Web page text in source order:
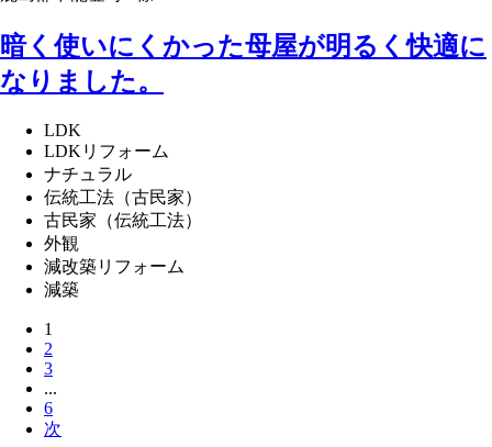
暗く使いにくかった母屋が明るく快適に
なりました。
LDK
LDKリフォーム
ナチュラル
伝統工法（古民家）
古民家（伝統工法）
外観
減改築リフォーム
減築
1
2
3
...
6
次